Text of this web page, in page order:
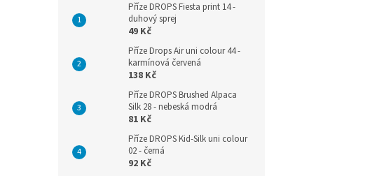
Příze DROPS Fiesta print 14 -
duhový sprej
49 Kč
Příze Drops Air uni colour 44 -
karmínová červená
138 Kč
Příze DROPS Brushed Alpaca
Silk 28 - nebeská modrá
81 Kč
Příze DROPS Kid-Silk uni colour
02 - černá
92 Kč